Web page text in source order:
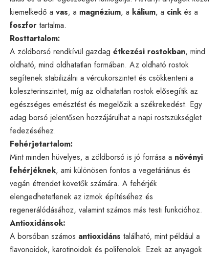
kiemelkedő a vas, a magnézium, a kálium, a cink és a
foszfor tartalma.
Rosttartalom:
A zöldborsó rendkívül gazdag étkezési rostokban, mind
oldható, mind oldhatatlan formában. Az oldható rostok
segítenek stabilizálni a vércukorszintet és csökkenteni a
koleszterinszintet, míg az oldhatatlan rostok elősegítik az
egészséges emésztést és megelőzik a székrekedést. Egy
adag borsó jelentősen hozzájárulhat a napi rostszükséglet
fedezéséhez.
Fehérjetartalom:
Mint minden hüvelyes, a zöldborsó is jó forrása a növényi
fehérjéknek, ami különösen fontos a vegetáriánus és
vegán étrendet követők számára. A fehérjék
elengedhetetlenek az izmok építéséhez és
regenerálódásához, valamint számos más testi funkcióhoz.
Antioxidánsok:
A borsóban számos antioxidáns található, mint például a
flavonoidok, karotinoidok és polifenolok. Ezek az anyagok